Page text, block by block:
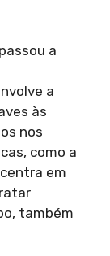
a
a
às
nos
como a
em
também